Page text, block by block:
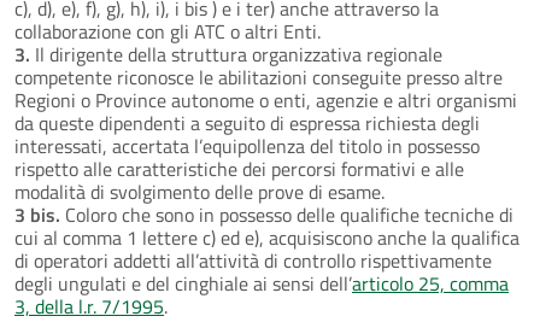
c), d), e), f), g), h), i), i bis ) e i ter) anche attraverso la
collaborazione con gli ATC o altri Enti.
3. Il dirigente della struttura organizzativa regionale
competente riconosce le abilitazioni conseguite presso altre
Regioni o Province autonome o enti, agenzie e altri organismi
da queste dipendenti a seguito di espressa richiesta degli
interessati, accertata l’equipollenza del titolo in possesso
rispetto alle caratteristiche dei percorsi formativi e alle
modalità di svolgimento delle prove di esame.
3 bis. Coloro che sono in possesso delle qualifiche tecniche di
cui al comma 1 lettere c) ed e), acquisiscono anche la qualifica
di operatori addetti all’attività di controllo rispettivamente
degli ungulati e del cinghiale ai sensi dell’articolo 25, comma
3, della l.r. 7/1995.